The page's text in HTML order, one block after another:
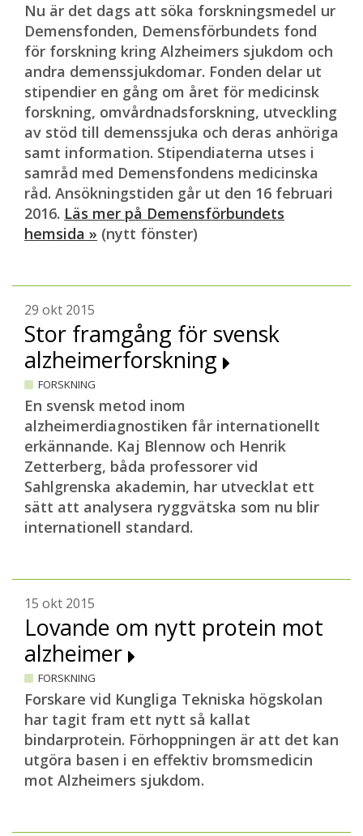
Nu är det dags att söka forskningsmedel ur
Demensfonden, Demensförbundets fond
för forskning kring Alzheimers sjukdom och
andra demenssjukdomar. Fonden delar ut
stipendier en gång om året för medicinsk
forskning, omvårdnadsforskning, utveckling
av stöd till demenssjuka och deras anhöriga
samt information. Stipendiaterna utses i
samråd med Demensfondens medicinska
råd. Ansökningstiden går ut den 16 februari
2016. Läs mer på Demensförbundets
hemsida » (nytt fönster)
29 okt 2015
Stor framgång för svensk
alzheimerforskning
FORSKNING
En svensk metod inom
alzheimerdiagnostiken får internationellt
erkännande. Kaj Blennow och Henrik
Zetterberg, båda professorer vid
Sahlgrenska akademin, har utvecklat ett
sätt att analysera ryggvätska som nu blir
internationell standard.
15 okt 2015
Lovande om nytt protein mot
alzheimer
FORSKNING
Forskare vid Kungliga Tekniska högskolan
har tagit fram ett nytt så kallat
bindarprotein. Förhoppningen är att det kan
utgöra basen i en effektiv bromsmedicin
mot Alzheimers sjukdom.